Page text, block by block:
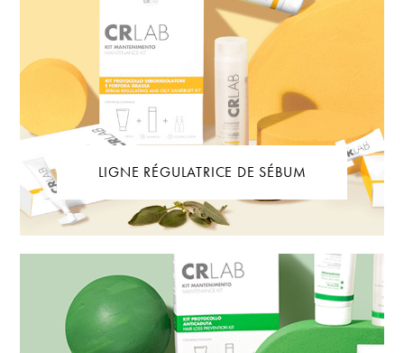
LIGNE RÉGULATRICE DE SÉBUM